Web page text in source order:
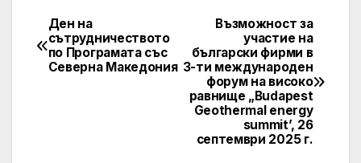
Post
navigation
Възможност за
участие на
български фирми в
3-ти международен
форум на високо
равнище „Budapest
Geothermal energy
summit’, 26
септември 2025 г.
Ден на
сътрудничеството
по Програмата със
Северна Македония